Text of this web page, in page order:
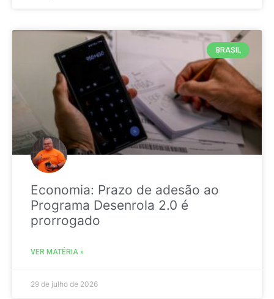
BRASIL
Economia: Prazo de adesão ao
Programa Desenrola 2.0 é
prorrogado
VER MATÉRIA »
29 de julho de 2026